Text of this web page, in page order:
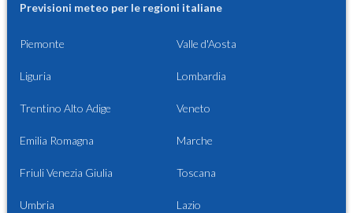
Previsioni meteo per le regioni italiane
Piemonte Valle d'Aosta
Liguria Lombardia
Trentino Alto Adige Veneto
Emilia Romagna Marche
Friuli Venezia Giulia Toscana
Umbria Lazio